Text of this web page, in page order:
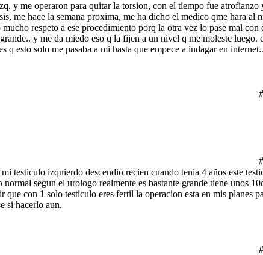
y me operaron para quitar la torsion, con el tiempo fue atrofianzo
me hace la semana proxima, me ha dicho el medico qme hara al
respeto a ese procedimiento porq la otra vez lo pase mal
y me da miedo eso q la fijen a un nivel q me moleste luego.
esto solo me pasaba a mi hasta que empece a indagar en
testiculo izquierdo descendio recien cuando tenia 4 años este
segun el urologo realmente es bastante grande tiene unos
con 1 solo testiculo eres fertil la operacion esta en mis planes
si hacerlo aun.